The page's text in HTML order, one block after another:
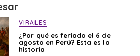
VIRALES
¿Por qué es feriado el 6 de
agosto en Perú? Esta es la
historia